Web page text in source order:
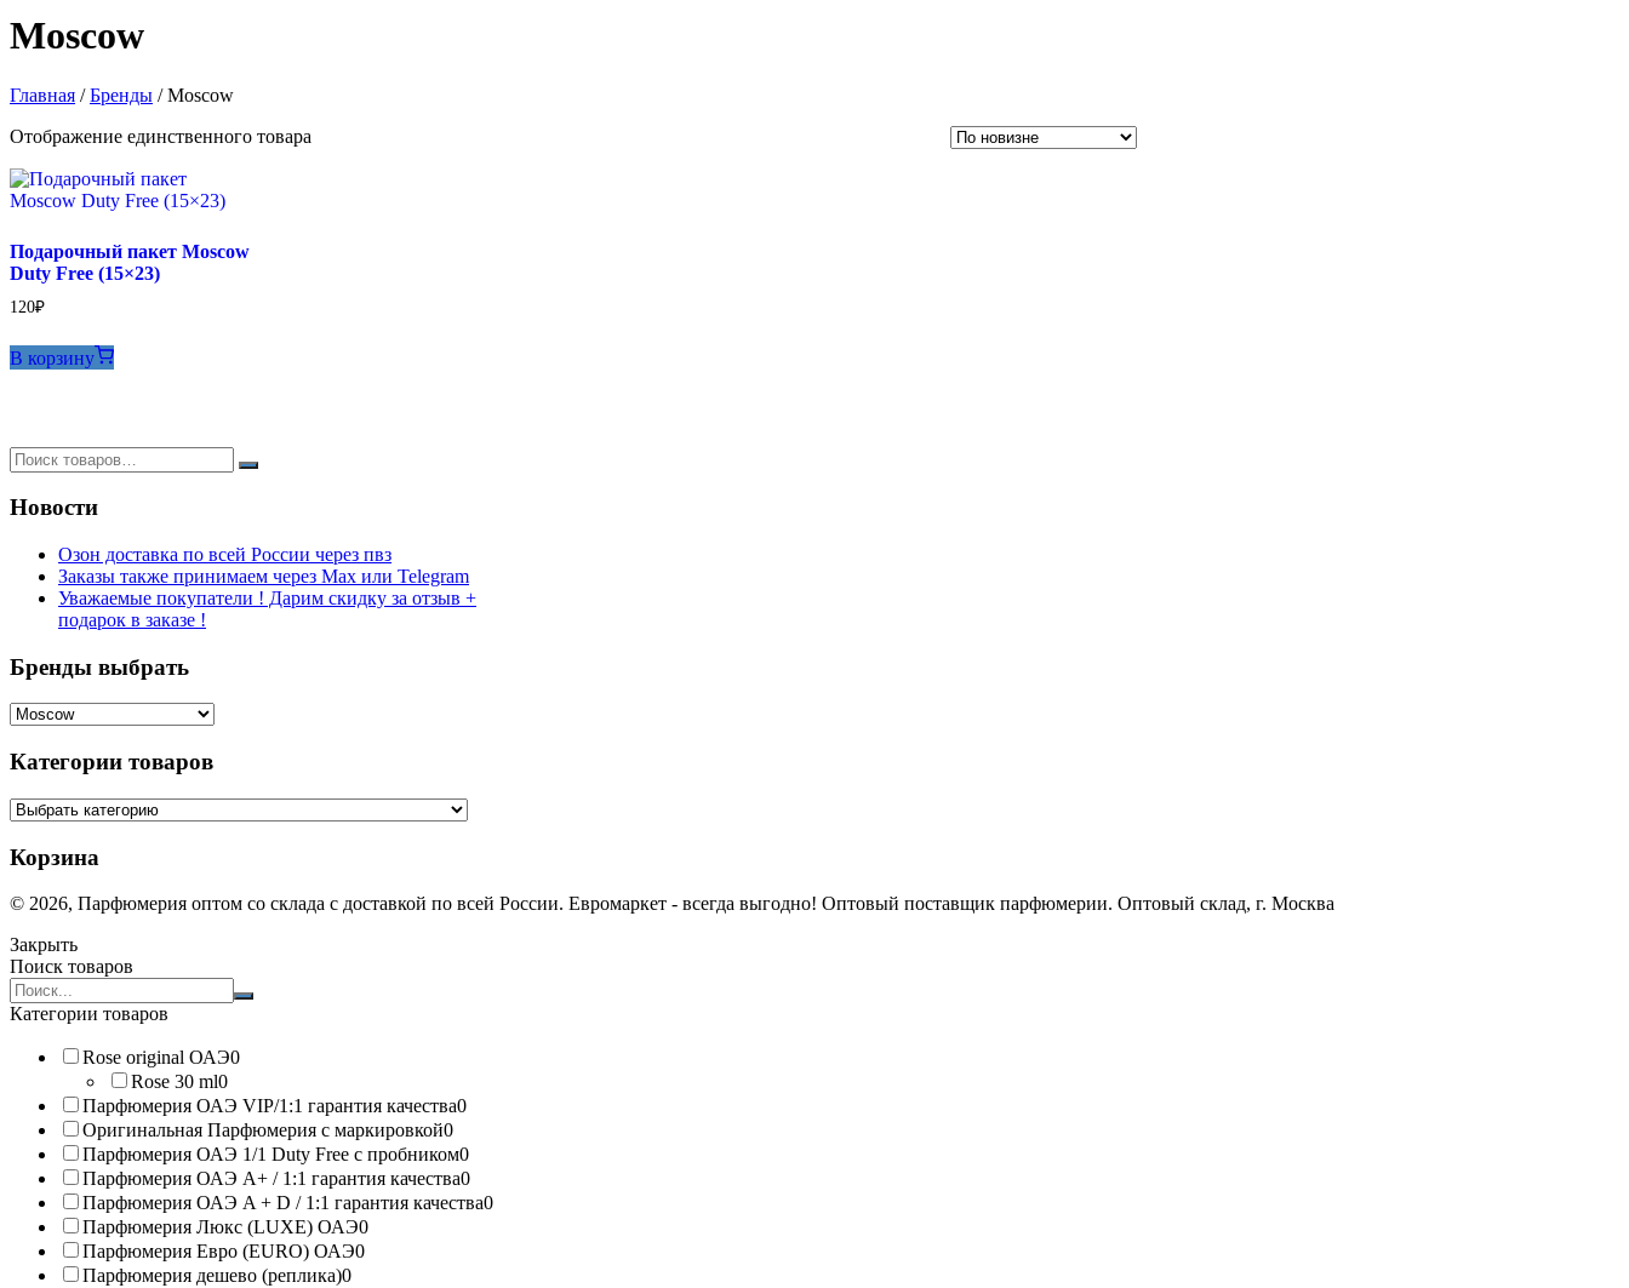
Moscow
Главная /Бренды / Moscow
Отображение единственного товара
Подарочный пакет Moscow
Duty Free (15×23)
120₽
В корзину
Новости
Озон доставка по всей России через пвз
Заказы также принимаем через Max или Telegram
Уважаемые покупатели ! Дарим скидку за отзыв +
подарок в заказе !
Бренды выбрать
Категории товаров
Корзина
© 2026, Парфюмерия оптом со склада с доставкой по всей России. Евромаркет - всегда выгодно! Оптовый поставщик парфюмерии. Оптовый склад, г. Москва
Закрыть
Поиск товаров
Search
products:
Категории товаров
Rose original ОАЭ0
Rose 30 ml0
Парфюмерия ОАЭ VIP/1:1 гарантия качества0
Оригинальная Парфюмерия с маркировкой0
Парфюмерия ОАЭ 1/1 Duty Free с пробником0
Парфюмерия ОАЭ A+ / 1:1 гарантия качества0
Парфюмерия ОАЭ A + D / 1:1 гарантия качества0
Парфюмерия Люкс (LUXE) ОАЭ0
Парфюмерия Евро (EURO) ОАЭ0
Парфюмерия дешево (реплика)0